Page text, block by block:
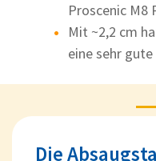
Proscenic M8
Mit ~2,2 cm
eine sehr
Die